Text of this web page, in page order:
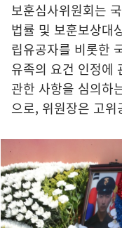
보훈심사위원회는
법률 및 보훈보상대
립유공자를 비롯한
유족의 요건 인정에
관한 사항을 심의하
으로, 위원장은 고